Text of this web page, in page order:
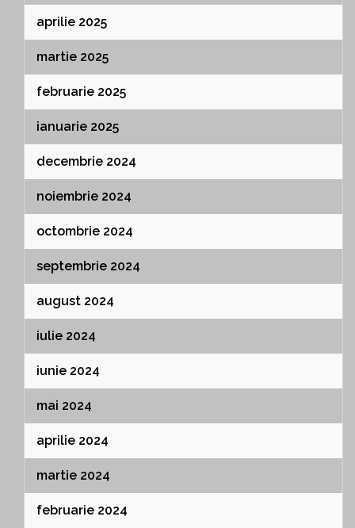
aprilie 2025
martie 2025
februarie 2025
ianuarie 2025
decembrie 2024
noiembrie 2024
octombrie 2024
septembrie 2024
august 2024
iulie 2024
iunie 2024
mai 2024
aprilie 2024
martie 2024
februarie 2024